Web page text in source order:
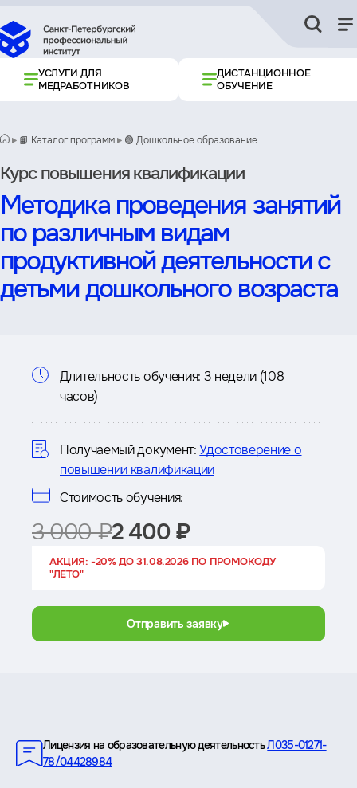
УСЛУГИ ДЛЯ
МЕДРАБОТНИКОВ
ДИСТАНЦИОННОЕ
ОБУЧЕНИЕ
📙 Каталог программ 🟢 Дошкольное образование
Курс повышения квалификации
Методика проведения занятий
по различным видам
продуктивной деятельности с
детьми дошкольного возраста
Информация
курсе
Длительность обучения: 3 недели (108
часов)
Получаемый документ: Удостоверение о
повышении квалификации
Стоимость обучения:
3 000 ₽2 400 ₽
АКЦИЯ: -20% ДО 31.08.2026 ПО ПРОМОКОДУ
"ЛЕТО"
Отправить заявку
Лицензия на образовательную деятельностьЛ035-01271-
78/04428984